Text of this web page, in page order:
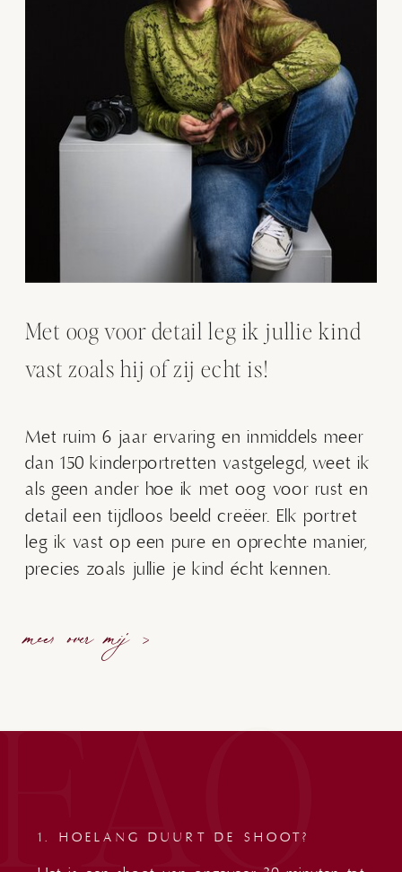
Met ruim 6 jaar ervaring en inmiddels meer
dan 150 kinderportretten vastgelegd, weet ik
als geen ander hoe ik met oog voor rust en
detail een tijdloos beeld creëer. Elk portret
leg ik vast op een pure en oprechte manier,
precies zoals jullie je kind écht kennen.
Met oog voor detail leg ik jullie kind
vast zoals hij of zij echt is!
meer over mij >
1. HOELANG DUURT DE SHOOT?